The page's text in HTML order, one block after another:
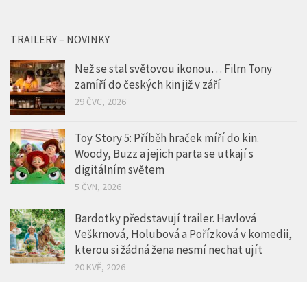
TRAILERY – NOVINKY
Než se stal světovou ikonou… Film Tony
zamíří do českých kin již v září
29 ČVC, 2026
Toy Story 5: Příběh hraček míří do kin.
Woody, Buzz a jejich parta se utkají s
digitálním světem
5 ČVN, 2026
Bardotky představují trailer. Havlová
Veškrnová, Holubová a Pořízková v komedii,
kterou si žádná žena nesmí nechat ujít
20 KVĚ, 2026